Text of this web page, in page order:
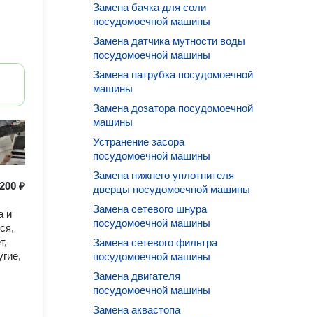
₽
и
Замена бачка для соли
посудомоечной машины
Замена датчика мутности воды
посудомоечной машины
Замена патрубка посудомоечной
машины
Замена дозатора посудомоечной
машины
Устранение засора
посудомоечной машины
Замена нижнего уплотнителя
дверцы посудомоечной машины
Замена сетевого шнура
посудомоечной машины
Замена сетевого фильтра
посудомоечной машины
Замена двигателя
посудомоечной машины
Замена аквастопа